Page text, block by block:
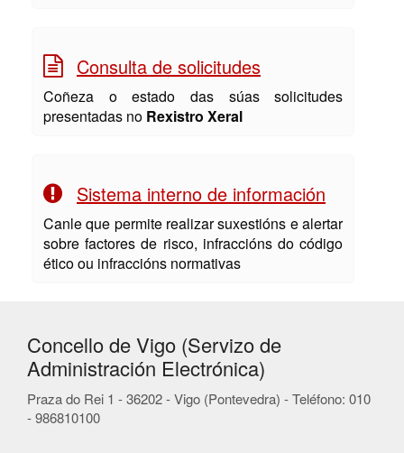
Consulta de solicitudes
Coñeza o estado das súas solicitudes
presentadas no Rexistro Xeral
Sistema interno de información
Canle que permite realizar suxestións e alertar
sobre factores de risco, infraccións do código
ético ou infraccións normativas
Concello de Vigo (Servizo de
Administración Electrónica)
Praza do Rei 1 - 36202 - Vigo (Pontevedra) - Teléfono: 010
- 986810100